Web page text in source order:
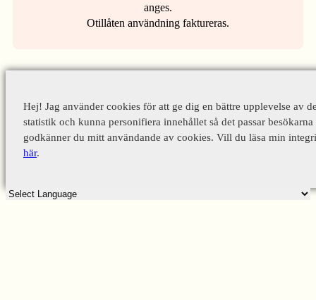
anges.
Otillåten användning faktureras.
Hej! Jag använder cookies för att ge dig en bättre upplevelse av
statistik och kunna personifiera innehållet så det passar
godkänner du mitt användande av cookies. Vill du läsa min
här.